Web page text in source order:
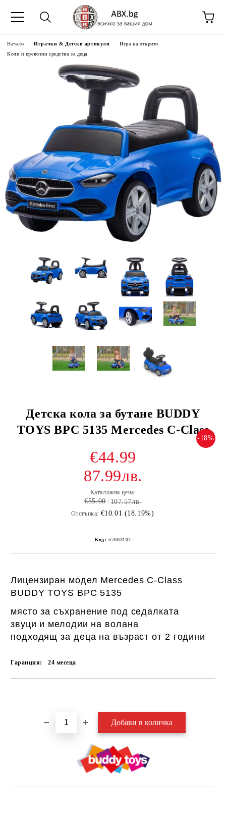
Начало Играчки & Детски артикули
Игра на открито
Коли и превозни средства за деца
Детска кола за бутане BUDDY
TOYS BPC 5135 Mercedes C-Class
-18%
€44.99
87.99лв.
Каталожна цена:
€55.00 107.57лв.
Отстъпка: €10.01 (18.19%)
Код: 57003107
Лицензиран модел Mercedes C-Class
BUDDY TOYS BPC 5135
място за съхранение под седалката
звуци и мелодии на волана
подходящ за деца на възраст от 2 години
Гаранция: 24 месеца